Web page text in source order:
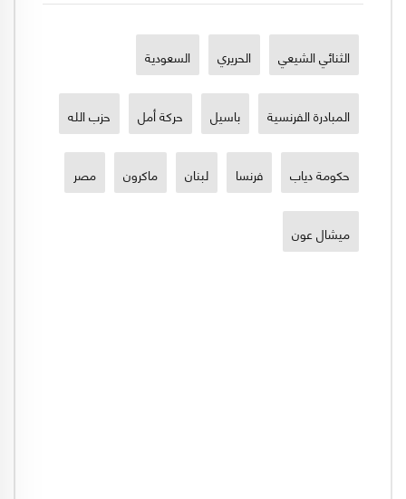
الثنائي الشيعي الحريري السعودية
المبادرة الفرنسية باسيل حركة أمل حزب الله
حكومة دياب فرنسا لبنان ماكرون مصر
ميشال عون